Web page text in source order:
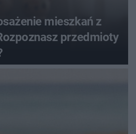
mieszkań z
przedmioty